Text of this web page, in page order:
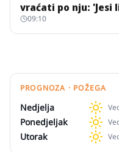
vraćati po nju: 'Jesi
09:10
PROGNOZA · POŽEGA
Nedjelja
Ponedjeljak
Utorak